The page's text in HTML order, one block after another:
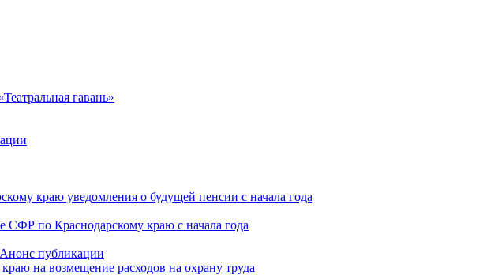
гавань»
краю уведомления о будущей пенсии с начала года
СФР по Краснодарскому краю с начала года
публикации
на возмещение расходов на охрану труда